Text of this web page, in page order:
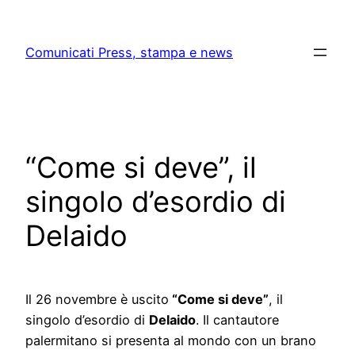
content
Comunicati Press, stampa e news
“Come si deve”, il
singolo d’esordio di
Delaido
Il 26 novembre è uscito “Come si deve”, il
singolo d’esordio di Delaido. Il cantautore
palermitano si presenta al mondo con un brano